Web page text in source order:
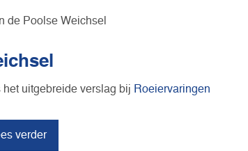
de Poolse Weichsel
het uitgebreide verslag bij Roeiervaringen
verder